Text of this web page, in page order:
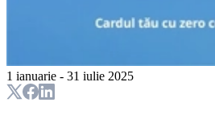
1 ianuarie - 31 iulie 2025